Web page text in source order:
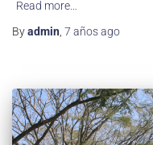
Read more…
Byadmin 7 añosago